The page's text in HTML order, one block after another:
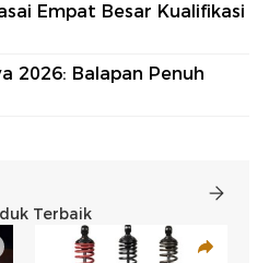
Empat Besar Kualifikasi
2026: Balapan Penuh